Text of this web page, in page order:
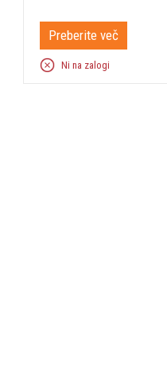
Preberite več
Ni na zalogi